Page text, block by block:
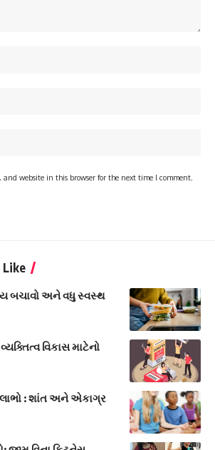
and website in this browser for the next time I comment.
Like
બચાવો અને વધુ સ્વસ્થ
વિકાસ માટેનો
લાભો : શાંત અને એકાગ્ર